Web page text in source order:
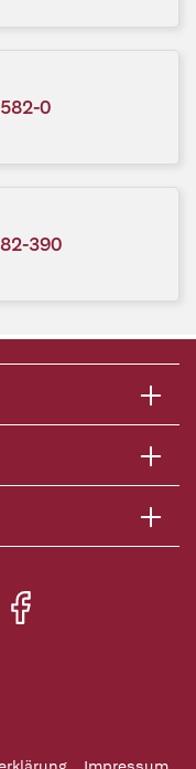
0
390